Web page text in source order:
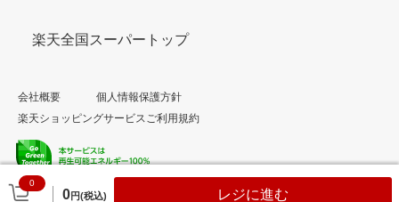
0
0円(税込) レジに進む
楽天全国スーパートップ
会社概要
個人情報保護方針
楽天ショッピングサービスご利用規約
© Rakuten Group, Inc.